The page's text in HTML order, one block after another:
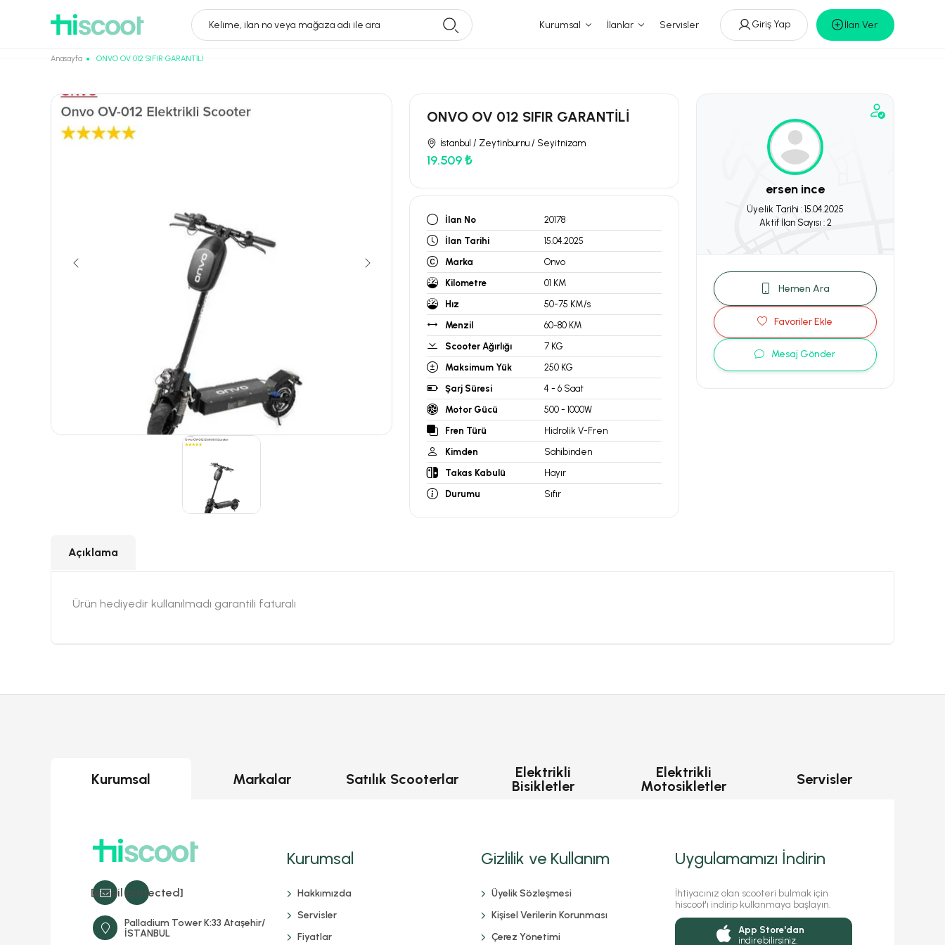
Kelime, ilan no veya mağaza adı ile ara Kurumsal İlanlar Servisler Giriş Yap İlan Ver
Anasayfa ONVO OV 012 SIFIR GARANTİLİ
ONVO OV 012 SIFIR GARANTİLİ
İstanbul / Zeytinburnu / Seyitnizam
19.509 ₺
İlan No
20178
İlan Tarihi
15.04.2025
Marka
Onvo
Kilometre
01 KM
Hız
50-75 KM/s
Menzil
60-80 KM
Scooter Ağırlığı
7 KG
Maksimum Yük
250 KG
Şarj Süresi
4 - 6 Saat
Motor Gücü
500 - 1000W
Fren Türü
Hidrolik V-Fren
Kimden
Sahibinden
Takas Kabulü
Hayır
Durumu
Sıfır
ersen ince
Üyelik Tarihi : 15.04.2025
Aktif İlan Sayısı : 2
Hemen Ara
Favoriler Ekle
Mesaj Gönder
Açıklama
Ürün hediyedir kullanılmadı garantili faturalı
Kurumsal Markalar Satılık Scooterlar
Elektrikli
Bisikletler
Elektrikli
Motosikletler
Servisler
[email protected]
Palladium Tower K:33 Ataşehir/
İSTANBUL
Kurumsal
Hakkımızda
Servisler
Fiyatlar
Gizlilik ve Kullanım
Üyelik Sözleşmesi
Kişisel Verilerin Korunması
Çerez Yönetimi
Uygulamamızı İndirin
İhtiyacınız olan scooteri bulmak için
hiscoot'ı indirip kullanmaya başlayın.
App Store'dan
indirebilirsiniz.